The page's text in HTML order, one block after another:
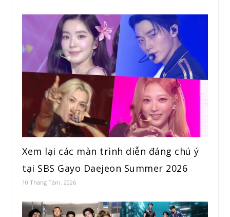
Xem lại các màn trình diễn đáng chú ý
tại SBS Gayo Daejeon Summer 2026
10 Tháng Tám, 2026